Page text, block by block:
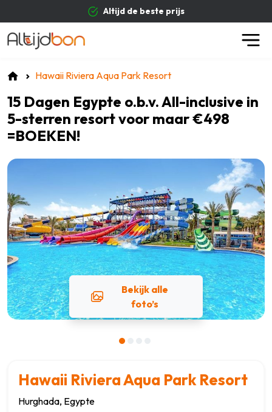
Altijd de beste prijs
Hawaii Riviera Aqua Park Resort
15 Dagen Egypte o.b.v. All-inclusive in
5-sterren resort voor maar €498
=BOEKEN!
Bekijk alle
foto’s
Hawaii Riviera Aqua Park Resort
Hurghada, Egypte